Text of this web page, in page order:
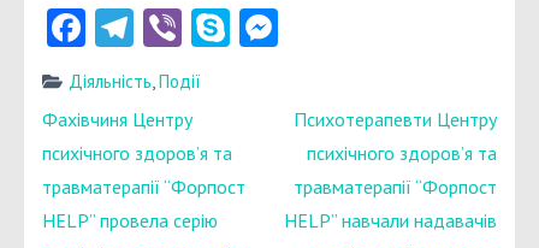
Facebook
Telegram
ViberSkype
Діяльність,Події
Навігація
записів
Фахівчиня Центру
психічного здоров’я та
травматерапії “Форпост
HELP” провела серію
Психотерапевти Центру
психічного здоров’я та
травматерапії “Форпост
HELP” навчали надавачів